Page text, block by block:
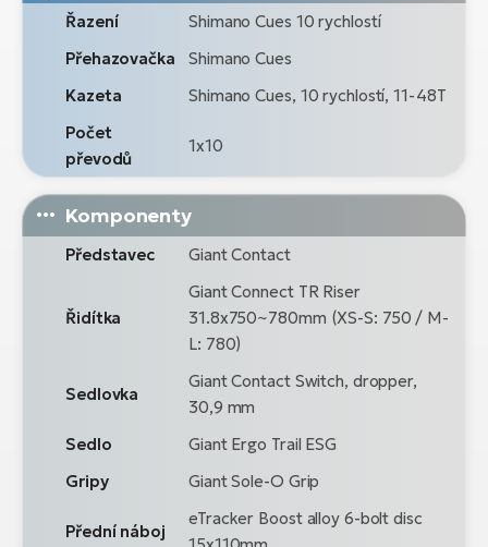
Řazení
Shimano Cues 10 rychlostí
Přehazovačka
Shimano Cues
Kazeta
Shimano Cues, 10 rychlostí, 11-48T
Počet
převodů
1x10
Komponenty
Představec Giant Contact
Řidítka
Giant Connect TR Riser
31.8x750~780mm (XS-S: 750 / M-
L: 780)
Sedlovka
Giant Contact Switch, dropper,
30,9 mm
Sedlo
Giant Ergo Trail ESG
Gripy
Giant Sole-O Grip
Přední náboj
eTracker Boost alloy 6-bolt disc